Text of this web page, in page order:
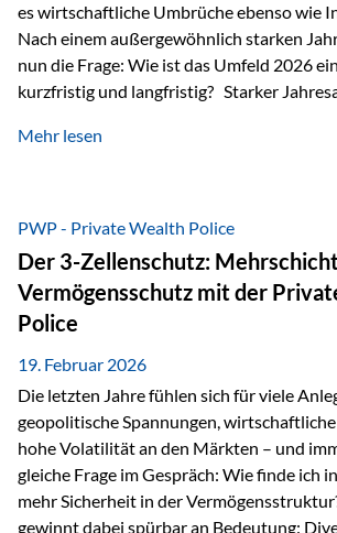
es wirtschaftliche Umbrüche ebenso wie
Nach einem außergewöhnlich starken
nun die Frage: Wie ist das Umfeld 2026
kurzfristig und langfristig? Starker
Dynamik in das Jahr 2026 gestartet.
Währungen: +11,5 % Bereits 2025 war ein
starkes Jahr: +64,4 % in USD Durchschnitt
Währungen: +56,6 % Langfristig zeigt sich
solides…
Mehr lesen
PWP - Private Wealth Police
Der 3-Zellenschutz:
Vermögensschutz mit der
Police
19. Februar 2026
Die letzten Jahre fühlen sich für viele
geopolitische Spannungen,
hohe Volatilität an den Märkten – und
gleiche Frage im Gespräch: Wie finde ich
mehr Sicherheit in der
gewinnt dabei spürbar an Bedeutung: